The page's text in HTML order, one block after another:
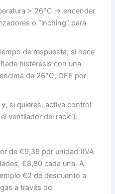
> 26°C → encender
o “inching” para
de respuesta; si hace
histéresis con una
de 26°C, OFF por
si quieres, activa control
ventilador del rack”).
de €9,39 por unidad (IVA
€8,80 cada una. A
€2 de descuento a
a través de